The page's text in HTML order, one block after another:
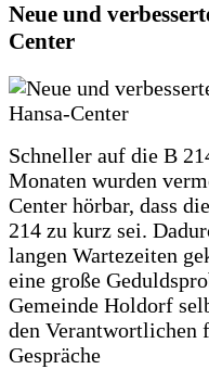
Neue und
Center
Schneller auf die B
Monaten wurden
Center hörbar, dass
214 zu kurz sei.
langen Wartezeiten
eine große
Gemeinde Holdorf
den Verantwortlichen
Gespräche